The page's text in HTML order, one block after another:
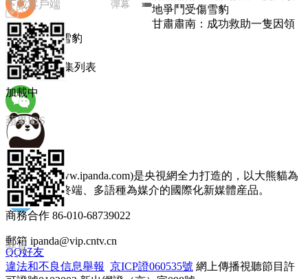
微信朋友圈
微信朋友
QQ好友
下載客戶端
蘋果IOS
安卓
彈幕
地爭鬥受傷雪豹
甘肅肅南：成功救助一隻因領
地爭鬥受傷雪豹
播放列表
圖文選集 選集列表
加載中
熊貓頻道(www.ipanda.com)是央視網全力打造的，以大熊貓為
主題，以多終端、多語種為媒介的國際化新媒體産品。
商務合作 86-010-68739022
郵箱 ipanda@vip.cntv.cn
違法和不良信息舉報 京ICP證060535號 網上傳播視聽節目許